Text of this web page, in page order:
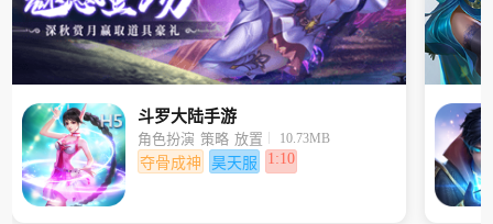
斗罗大陆手游
角色扮演 策略 放置 10.73MB
夺骨成神 昊天服 1:10